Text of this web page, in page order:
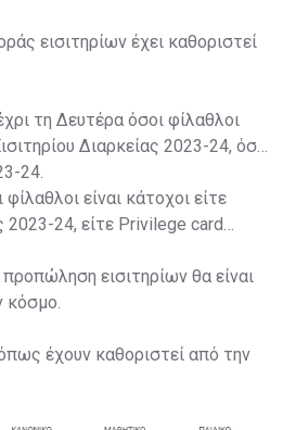
εισιτηρίων έχει καθοριστεί
τη Δευτέρα όσοι φίλαθλοι
Διαρκείας 2023-24, όσο
24.
είναι κάτοχοι είτε
2023-24, είτε Privilege card
εισιτηρίων θα είναι
κόσμο.
έχουν καθοριστεί από την